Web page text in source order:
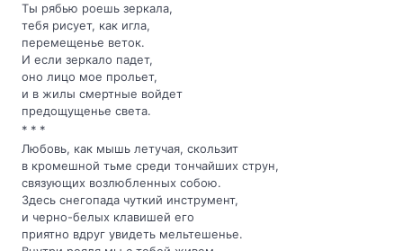
Ты рябью роешь зеркала,
тебя рисует, как игла,
перемещенье веток.
И если зеркало падет,
оно лицо мое прольет,
и в жилы смертные войдет
предощущенье света.
* * *
Любовь, как мышь летучая, скользит
в кромешной тьме среди тончайших струн,
связующих возлюбленных собою.
Здесь снегопада чуткий инструмент,
и черно-белых клавишей его
приятно вдруг увидеть мельтешенье.